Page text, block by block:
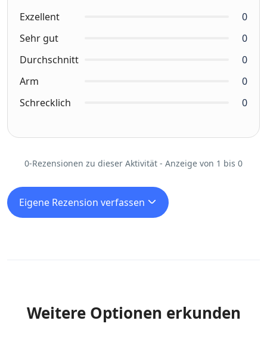
Exzellent
0
Sehr gut
0
Durchschnitt
0
Arm
0
Schrecklich
0
0-Rezensionen zu dieser Aktivität - Anzeige von 1 bis 0
Eigene Rezension verfassen
Weitere Optionen erkunden